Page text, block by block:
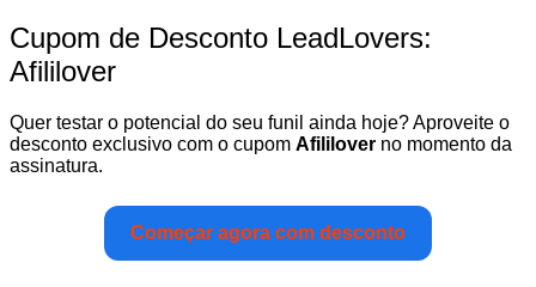
Cupom de Desconto LeadLovers:
Afililover
Quer testar o potencial do seu funil ainda hoje? Aproveite o
desconto exclusivo com o cupom Afililover no momento da
assinatura.
Começar agora com desconto